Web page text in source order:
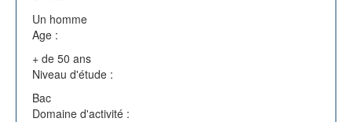
Un homme
Age :
+ de 50 ans
Niveau d'étude :
Bac
Domaine d'activité :